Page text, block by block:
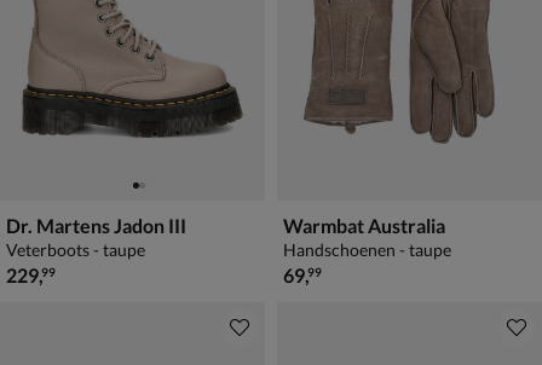
Dr. Martens Jadon III
Veterboots - taupe
€ 229,99
229,99
Warmbat Australia
Handschoenen - taupe
€ 69,99
69,99